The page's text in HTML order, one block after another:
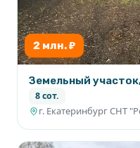
2 млн. ₽
Земельный
8 сот.
г. Екатеринбург СНТ